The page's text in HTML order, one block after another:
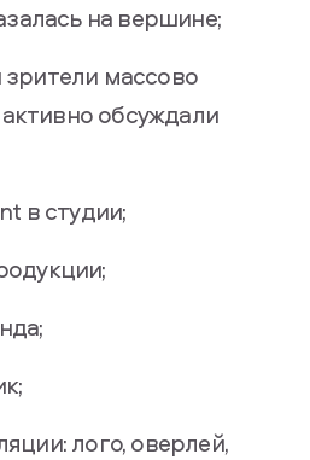
на вершине;
зрители массово
обсуждали
в студии;
лого, оверлей,